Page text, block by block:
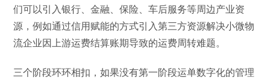
们可以引入银行、金融、保险、车后服务等周边产业资
源，例如通过信用赋能的方式引入第三方资源解决小微物
流企业因上游运费结算账期导致的运费周转难题。
三个阶段环环相扣，如果没有第一阶段运单数字化的管理